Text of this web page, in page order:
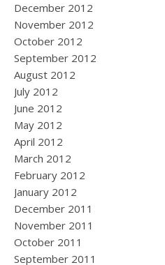
December 2012
November 2012
October 2012
September 2012
August 2012
July 2012
June 2012
May 2012
April 2012
March 2012
February 2012
January 2012
December 2011
November 2011
October 2011
September 2011